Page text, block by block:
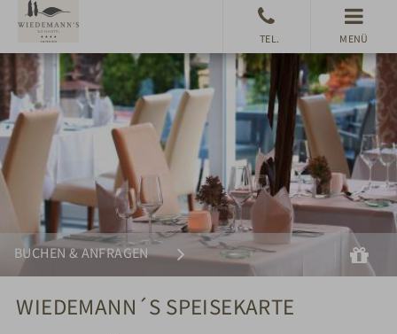
MENÜ
BUCHEN & ANFRAGEN Suchen
WIEDEMANN´S SPEISEKARTE